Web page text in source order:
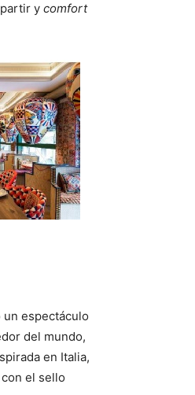
y comfort
un espectáculo
del mundo,
en Italia,
el sello